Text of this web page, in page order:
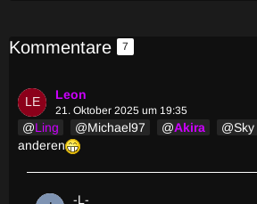
Kommentare 7
Leon
21. Oktober 2025 um 19:35
Ling Michael97 Akira Sky
anderen
-L-